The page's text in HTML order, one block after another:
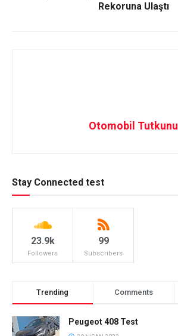
Rekoruna Ulaştı
Otomobil Tutkunu
Stay Connected test
23.9k
Followers
99
Subscribers
Trending Comments
Peugeot 408 Test